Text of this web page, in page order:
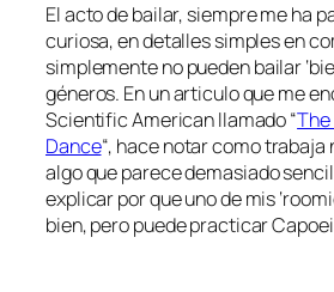
El acto de bailar, siempre me ha
curiosa, en detalles simples en
simplemente no pueden bailar
géneros. En un articulo que me
Scientific American llamado “
Dance“, hace notar como
algo que parece demasiado
explicar por que uno de mis
bien, pero puede practicar